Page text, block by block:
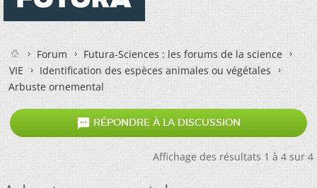
Forum
Futura-Sciences : les forums de la science
VIE
Identification des espèces animales ou végétales
Arbuste ornemental
 RÉPONDRE À LA DISCUSSION
Affichage des résultats 1 à 4 sur 4